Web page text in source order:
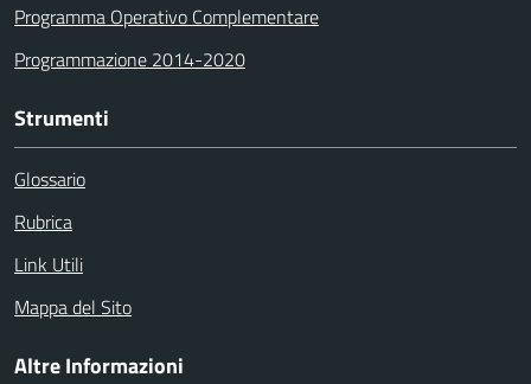
Programma Operativo Complementare
Programmazione 2014-2020
Strumenti
Glossario
Rubrica
Link Utili
Mappa del Sito
Altre Informazioni